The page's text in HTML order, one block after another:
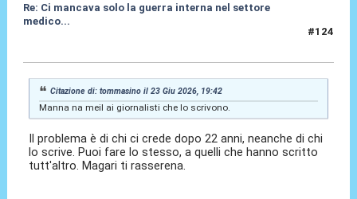
Re: Ci mancava solo la guerra interna nel settore
medico...
#124
Citazione di: tommasino il 23 Giu 2026, 19:42
Manna na meil ai giornalisti che lo scrivono.
Il problema è di chi ci crede dopo 22 anni, neanche di chi
lo scrive. Puoi fare lo stesso, a quelli che hanno scritto
tutt'altro. Magari ti rasserena.